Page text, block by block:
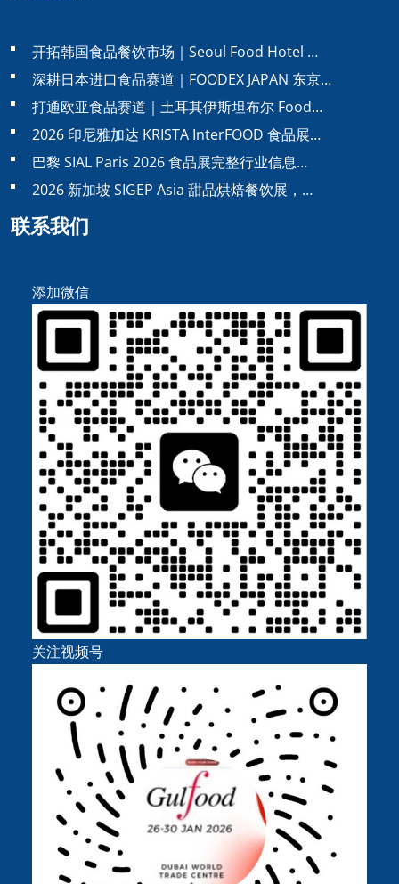
开拓韩国食品餐饮市场｜Seoul Food Hotel …
深耕日本进口食品赛道｜FOODEX JAPAN 东京…
打通欧亚食品赛道｜土耳其伊斯坦布尔 Food…
2026 印尼雅加达 KRISTA InterFOOD 食品展…
巴黎 SIAL Paris 2026 食品展完整行业信息…
2026 新加坡 SIGEP Asia 甜品烘焙餐饮展，…
联系我们
添加微信
关注视频号